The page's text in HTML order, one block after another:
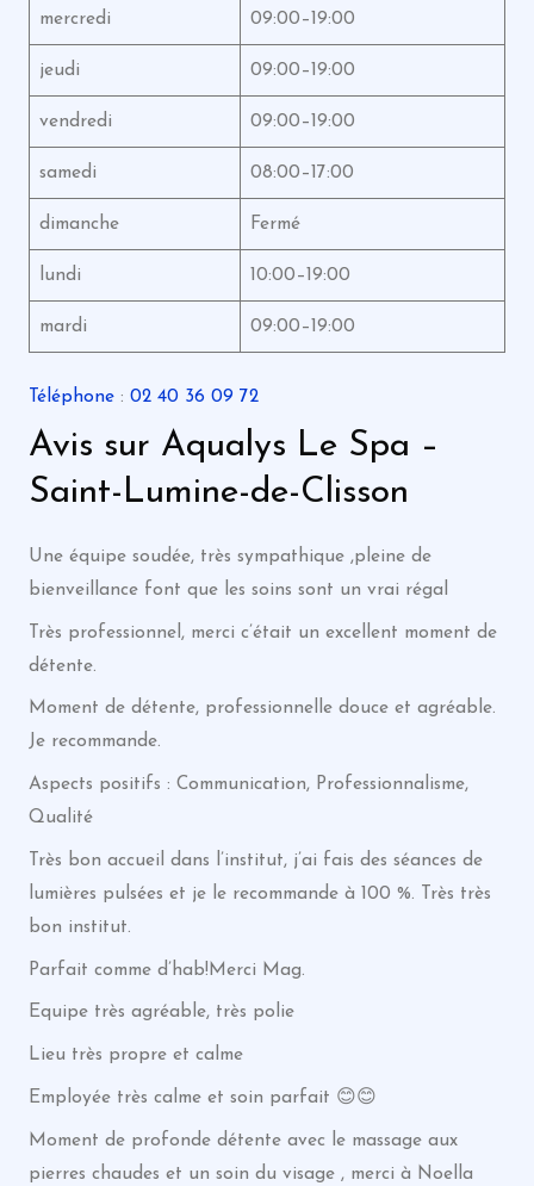
mercredi 09:00–19:00
jeudi 09:00–19:00
vendredi 09:00–19:00
samedi 08:00–17:00
dimanche Fermé
lundi 10:00–19:00
mardi 09:00–19:00
Téléphone: 02 40 36 09 72
Avis sur Aqualys Le Spa –
Saint-Lumine-de-Clisson
Une équipe soudée, très sympathique ,pleine de
bienveillance font que les soins sont un vrai régal
Très professionnel, merci c’était un excellent moment de
détente.
Moment de détente, professionnelle douce et agréable.
Je recommande.
Aspects positifs : Communication, Professionnalisme,
Qualité
Très bon accueil dans l’institut, j’ai fais des séances de
lumières pulsées et je le recommande à 100 %. Très très
bon institut.
Parfait comme d’hab!Merci Mag.
Equipe très agréable, très polie
Lieu très propre et calme
Employée très calme et soin parfait 😊😊
Moment de profonde détente avec le massage aux
pierres chaudes et un soin du visage , merci à Noella